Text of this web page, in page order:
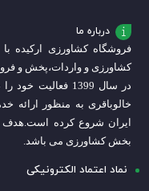
درباره ما
کشاورزی و واردات،پخش و
در سال 1399
خالوباقری به منظور ارائه
ایران شروع کرده است.هدف
بخش کشاورزی می باشد.
نماد اعتماد الکترونیکی